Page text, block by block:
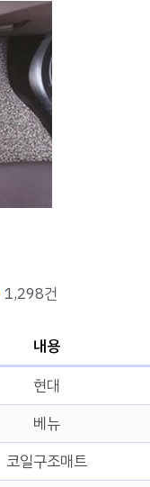
1,298건
내용
현대
베뉴
코일구조매트